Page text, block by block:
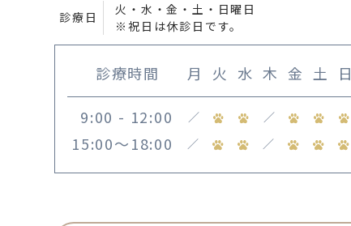
診療日
火・水・金・土・日曜日
※祝日は休診日です。
診療時間 月 火 水 木 金 土 日
9:00 - 12:00 ／ ／
15:00〜18:00 ／ ／